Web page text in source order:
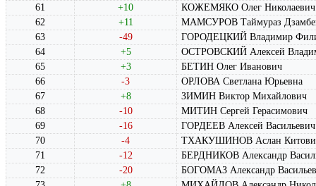
61
+10
КОЖЕМЯКО Олег Николаевич
62
+11
МАМСУРОВ Таймураз
63
-49
ГОРОДЕЦКИЙ Владимир
64
+5
ОСТРОВСКИЙ Алексей
65
+3
БЕТИН Олег Иванович
66
-3
ОРЛОВА Светлана Юрьевна
67
+8
ЗИМИН Виктор Михайлович
68
-10
МИТИН Сергей Герасимович
69
-16
ГОРДЕЕВ Алексей Васильевич
70
-4
ТХАКУШИНОВ Аслан
71
-12
БЕРДНИКОВ Александр
72
-20
БОГОМАЗ Александр